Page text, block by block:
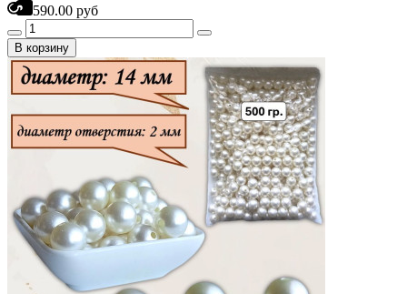
590.00 руб
В корзину